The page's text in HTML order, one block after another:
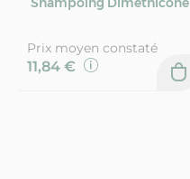
Prix moyen constaté
11,84 €